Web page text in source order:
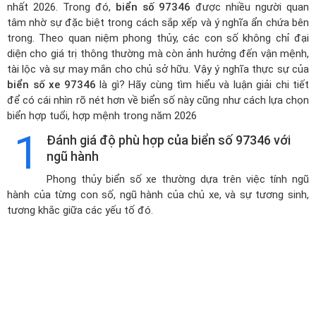
nhất 2026. Trong đó, biển số 97346 được nhiều người quan
tâm nhờ sự đặc biệt trong cách sắp xếp và ý nghĩa ẩn chứa bên
trong. Theo quan niệm phong thủy, các con số không chỉ đại
diện cho giá trị thông thường mà còn ảnh hưởng đến vận mệnh,
tài lộc và sự may mắn cho chủ sở hữu. Vậy ý nghĩa thực sự của
biển số xe 97346 là gì? Hãy cùng tìm hiểu và luận giải chi tiết
để có cái nhìn rõ nét hơn về biển số này cũng như cách lựa chọn
biển hợp tuổi, hợp mệnh trong năm 2026
1
Đánh giá độ phù hợp của biển số 97346 với
ngũ hành
Phong thủy biển số xe thường dựa trên việc tính ngũ
hành của từng con số, ngũ hành của chủ xe, và sự tương sinh,
tương khắc giữa các yếu tố đó.